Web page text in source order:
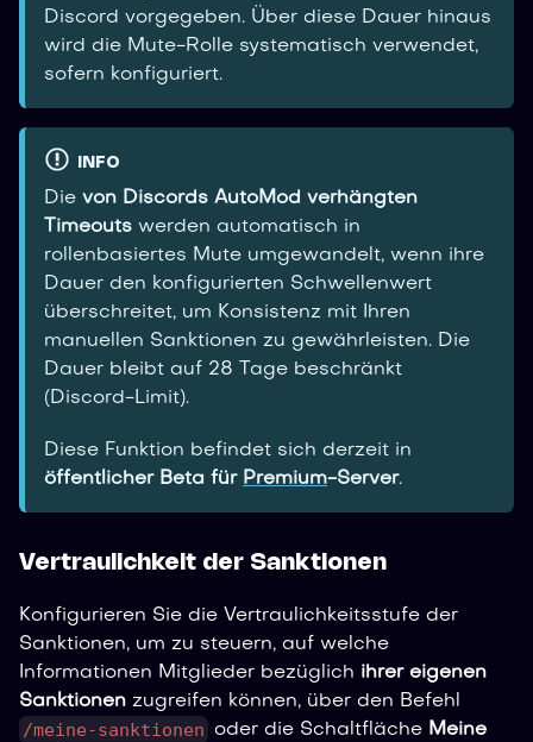
Discord vorgegeben. Über diese Dauer hinaus
wird die Mute-Rolle systematisch verwendet,
sofern konfiguriert.
INFO
Die von Discords AutoMod verhängten
Timeouts werden automatisch in
rollenbasiertes Mute umgewandelt, wenn ihre
Dauer den konfigurierten Schwellenwert
überschreitet, um Konsistenz mit Ihren
manuellen Sanktionen zu gewährleisten. Die
Dauer bleibt auf 28 Tage beschränkt
(Discord-Limit).
Diese Funktion befindet sich derzeit in
öffentlicher Beta für Premium-Server.
Vertraulichkeit der Sanktionen
Konfigurieren Sie die Vertraulichkeitsstufe der
Sanktionen, um zu steuern, auf welche
Informationen Mitglieder bezüglich ihrer eigenen
Sanktionen zugreifen können, über den Befehl
/meine-sanktionen oder die Schaltfläche Meine